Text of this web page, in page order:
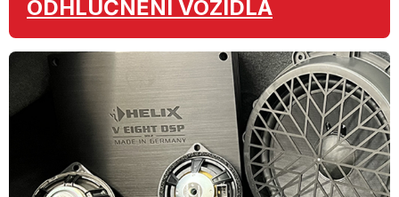
ODHLUČNĚNÍ VOZIDLA